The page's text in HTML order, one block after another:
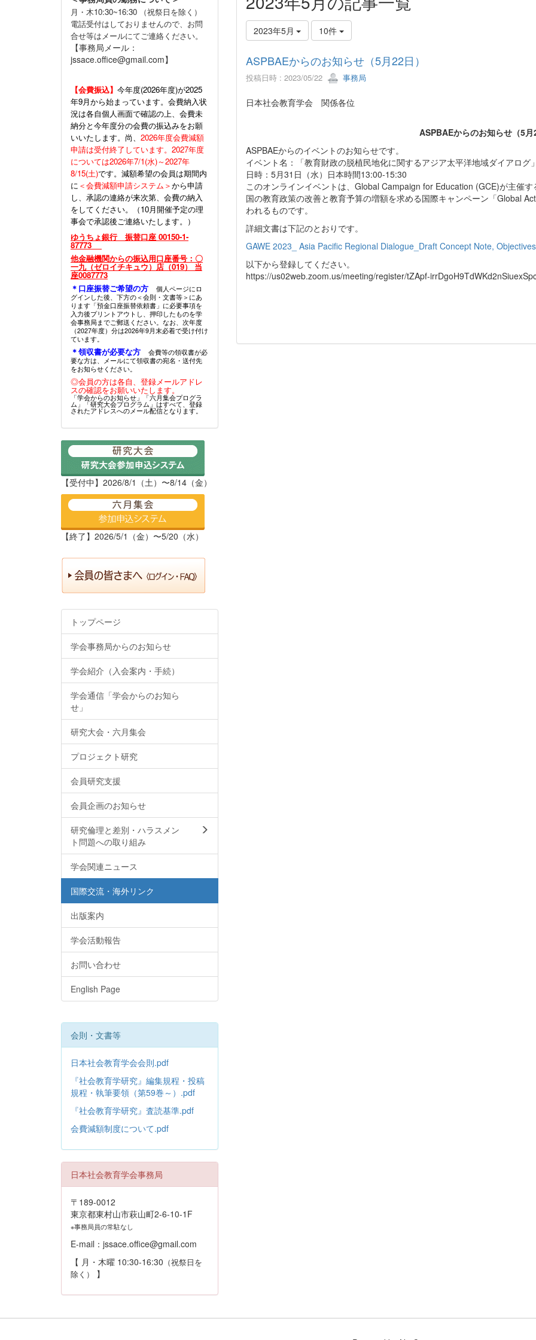
2023年5月 10件
ASPBAEからのお知らせ（5月22日）
投稿日時 : 2023/05/22 事務局
日本社会教育学会 関係各位
ASPBAEからのお知らせ（5月
ASPBAEからのイベントのお知らせです。
イベント名：「教育財政の脱植民地化に関するアジア太平洋地域ダイアログ」
日時：5月31日（水）日本時間13:00-15:30
このオンラインイベントは、Global Campaign for Education (GCE)が主催す
国の教育政策の改善と教育予算の増額を求める国際キャンペーン「Global
われるものです。
詳細文書は下記のとおりです。
GAWE 2023_ Asia Pacific Regional Dialogue_Draft Concept Note,
以下から登録してください。
https://us02web.zoom.us/meeting/register/tZApf-
月・木10:30~16:30 （祝祭日を除く）
電話受付はしておりませんので、お問
合せ等はメールにてご連絡ください。
【事務局メール：
jssace.office@gmail.com】
【会費振込】 今年度(2026年度)が2025
年9月から始まっています。会費納入状
況は各自個人画面で確認の上、会費未
納分と今年度分の会費の振込みをお願
いいたします。尚、 2026年度会費減額
申請は受付終了しています。2027年度
については2026年7/1(水)～2027年
8/15(土)です。減額希望の会員は期間内
に ＜会費減額申請システム＞から申請
し、承認の連絡が来次第、会費の納入
をしてください。（10月開催予定の理
事会で承認後ご連絡いたします。）
ゆうちょ銀行 振替口座 00150-1-
87773
他金融機関からの振込用口座番号：〇
一九（ゼロイチキュウ）店（019） 当
座0087773
＊口座振替ご希望の方
個人ページにロ
グインした後、下方の＜会則・文書等＞にあ
ります「預金口座振替依頼書」に必要事項を
入力後プリントアウトし、押印したものを学
会事務局までご郵送ください。なお、次年度
（2027年度）分は2026年9月末必着で受け付け
ています。
＊領収書が必要な方
会費等の領収書が必
要な方は、メールにて領収書の宛名・送付先
をお知らせください。
◎会員の方は各自、登録メールアドレ
スの確認をお願いいたします。
「学会からのお知らせ」「六月集会プログラ
ム」「研究大会プログラム」はすべて、登録
されたアドレスへのメール配信となります。
【受付中】2026/8/1（土）〜8/14（金）
【終了】2026/5/1（金）〜5/20（水）
トップページ
学会事務局からのお知らせ
学会紹介（入会案内・手続）
学会通信「学会からのお知ら
せ」
研究大会・六月集会
プロジェクト研究
会員研究支援
会員企画のお知らせ
研究倫理と差別・ハラスメン
ト問題への取り組み
学会関連ニュース
国際交流・海外リンク
出版案内
学会活動報告
お問い合わせ
English Page
会則・文書等
日本社会教育学会会則.pdf
『社会教育学研究』編集規程・投稿
規程・執筆要領（第59巻～）.pdf
『社会教育学研究』査読基準.pdf
会費減額制度について.pdf
日本社会教育学会事務局
〒189-0012
東京都東村山市萩山町2-6-10-1F
※事務局員の常駐なし
E-mail：jssace.office@gmail.com
【 月・木曜 10:30-16:30 （祝祭日を
除く）
】